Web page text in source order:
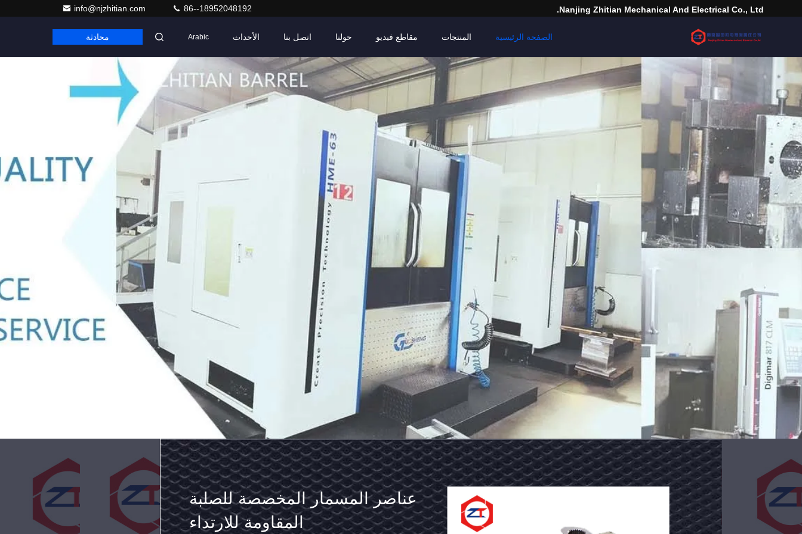
Nanjing Zhitian Mechanical And Electrical Co., Ltd.
info@njzhitian.com 86--18952048192
الصفحة الرئيسية المنتجات مقاطع فيديو حولنا اتصل بنا الأحداث Arabic محادثة
عناصر
المسمار
عبارة عن عبارة عن عبارة
عن عبارة عن عبارة عن